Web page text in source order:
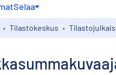
Selaa
Tilastokeskus